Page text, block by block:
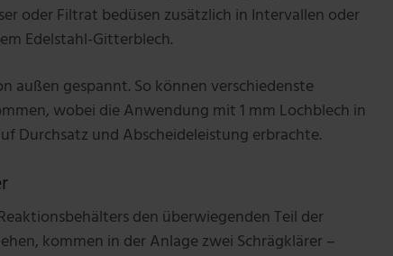
oder Filtrat bedüsen zusätzlich in Intervallen oder
Edelstahl-Gitterblech.
außen gespannt. So können verschiedenste
wobei die Anwendung mit 1 mm Lochblech in
Durchsatz und Abscheideleistung erbrachte.
den überwiegenden Teil der
kommen in der Anlage zwei Schrägklärer –